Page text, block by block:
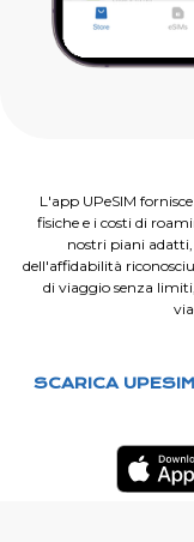
L'app UPeSIM
fisiche e i costi di
nostri piani
dell'affidabilità
di viaggio senza
SCARICA